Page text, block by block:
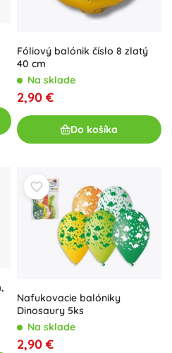
Fóliový balónik číslo 8 zlatý
40 cm
Na sklade
2,90 €
Do košíka
Nafukovacie balóniky
Dinosaury 5ks
Na sklade
2,90 €